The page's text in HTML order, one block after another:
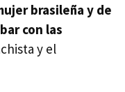
brasileña y de
con las
y el